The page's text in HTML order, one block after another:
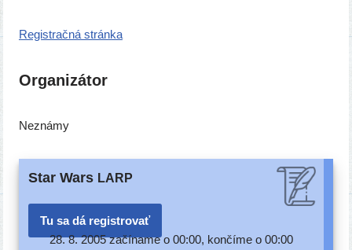
Registračná strán­ka
Organizátor
Neznámy
Star Wars LARP
Tu sa dá registrovať
28. 8. 2005 začí­na­me o 00:00, kon­čí­me o 00:00